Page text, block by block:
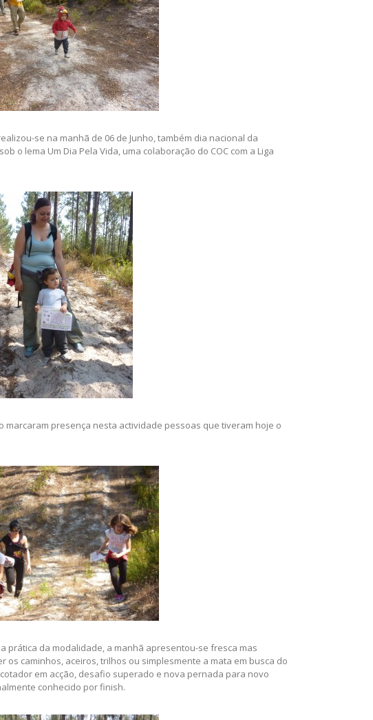
se na manhã de 06 de Junho, também dia nacional da
o lema Um Dia Pela Vida, uma colaboração do COC com a Liga
presença nesta actividade pessoas que tiveram hoje o
prática da modalidade, a manhã apresentou-se fresca mas
caminhos, aceiros, trilhos ou simplesmente a mata em busca do
em acção, desafio superado e nova pernada para novo
conhecido por finish.